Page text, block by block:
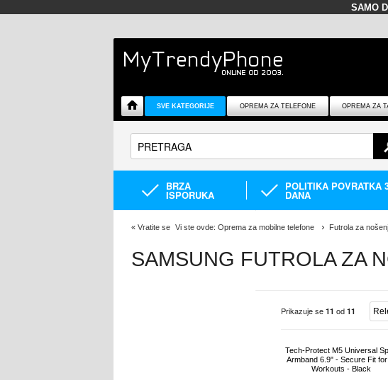
SAMO
SVE KATEGORIJE OPREMA ZA TELEFONE OPREMA ZA
BRZA
ISPORUKA
POLITIKA POVRATKA
DANA
« Vratite se Vi ste ovde: Oprema za mobilne telefone Futrola za
SAMSUNG FUTROLA ZA
Prikazuje se 11 od 11
Tech-Protect M5 Universal
Armband 6.9" - Secure Fit for
Workouts - Black